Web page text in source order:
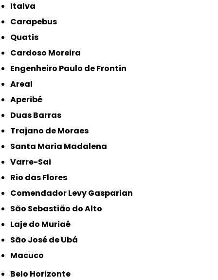
Italva
Carapebus
Quatis
Cardoso Moreira
Engenheiro Paulo de Frontin
Areal
Aperibé
Duas Barras
Trajano de Moraes
Santa Maria Madalena
Varre-Sai
Rio das Flores
Comendador Levy Gasparian
São Sebastião do Alto
Laje do Muriaé
São José de Ubá
Macuco
Belo Horizonte